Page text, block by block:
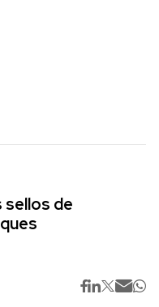
sellos de